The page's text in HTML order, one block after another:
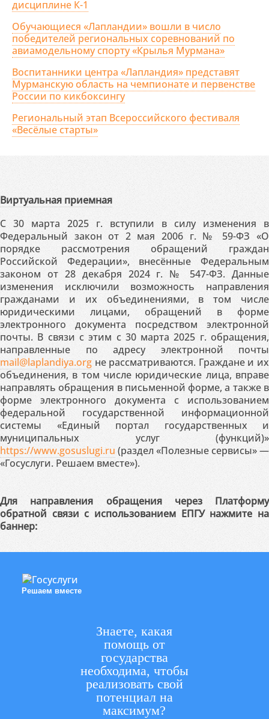
дисциплине К-1
Обучающиеся «Лапландии» вошли в число
победителей региональных соревнований по
авиамодельному спорту «Крылья Мурмана»
Воспитанники центра «Лапландия» представят
Мурманскую область на чемпионате и первенстве
России по кикбоксингу
Региональный этап Всероссийского фестиваля
«Весёлые старты»
Виртуальная приемная
С 30 марта 2025 г. вступили в силу изменения в
Федеральный закон от 2 мая 2006 г. № 59-ФЗ «О
порядке рассмотрения обращений граждан
Российской Федерации», внесённые Федеральным
законом от 28 декабря 2024 г. № 547-ФЗ. Данные
изменения исключили возможность направления
гражданами и их объединениями, в том числе
юридическими лицами, обращений в форме
электронного документа посредством электронной
почты. В связи с этим с 30 марта 2025 г. обращения,
направленные по адресу электронной почты
mail@laplandiya.org не рассматриваются. Граждане и их
объединения, в том числе юридические лица, вправе
направлять обращения в письменной форме, а также в
форме электронного документа с использованием
федеральной государственной информационной
системы «Единый портал государственных и
муниципальных услуг (функций)»
https://www.gosuslugi.ru (раздел «Полезные сервисы» —
«Госуслуги. Решаем вместе»).
Для направления обращения через Платформу
обратной связи с использованием ЕПГУ нажмите на
баннер:
Решаем вместе
Знаете, какая
помощь от
государства
необходима, чтобы
реализовать свой
потенциал на
максимум?